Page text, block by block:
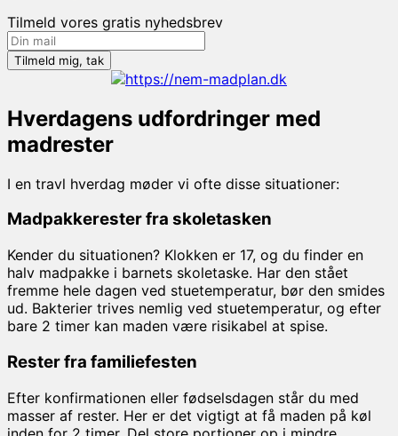
Tilmeld vores gratis nyhedsbrev
Hverdagens udfordringer med
madrester
I en travl hverdag møder vi ofte disse situationer:
Madpakkerester fra skoletasken
Kender du situationen? Klokken er 17, og du finder en
halv madpakke i barnets skoletaske. Har den stået
fremme hele dagen ved stuetemperatur, bør den smides
ud. Bakterier trives nemlig ved stuetemperatur, og efter
bare 2 timer kan maden være risikabel at spise.
Rester fra familiefesten
Efter konfirmationen eller fødselsdagen står du med
masser af rester. Her er det vigtigt at få maden på køl